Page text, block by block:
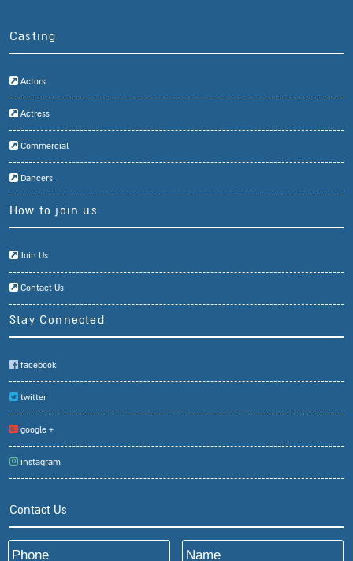
Casting
Actors
Actress
Commercial
Dancers
How to join us
Join Us
Contact Us
Stay Connected
facebook
twitter
google +
instagram
Contact Us